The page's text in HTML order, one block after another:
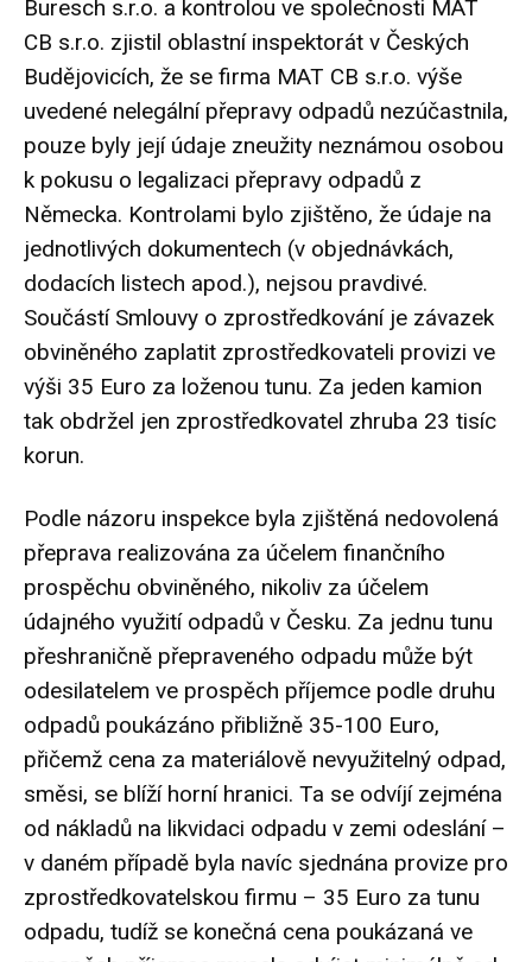
Buresch s.r.o. a kontrolou ve společnosti MAT
CB s.r.o. zjistil oblastní inspektorát v Českých
Budějovicích, že se firma MAT CB s.r.o. výše
uvedené nelegální přepravy odpadů nezúčastnila,
pouze byly její údaje zneužity neznámou osobou
k pokusu o legalizaci přepravy odpadů z
Německa. Kontrolami bylo zjištěno, že údaje na
jednotlivých dokumentech (v objednávkách,
dodacích listech apod.), nejsou pravdivé.
Součástí Smlouvy o zprostředkování je závazek
obviněného zaplatit zprostředkovateli provizi ve
výši 35 Euro za loženou tunu. Za jeden kamion
tak obdržel jen zprostředkovatel zhruba 23 tisíc
korun.
Podle názoru inspekce byla zjištěná nedovolená
přeprava realizována za účelem finančního
prospěchu obviněného, nikoliv za účelem
údajného využití odpadů v Česku. Za jednu tunu
přeshraničně přepraveného odpadu může být
odesilatelem ve prospěch příjemce podle druhu
odpadů poukázáno přibližně 35-100 Euro,
přičemž cena za materiálově nevyužitelný odpad,
směsi, se blíží horní hranici. Ta se odvíjí zejména
od nákladů na likvidaci odpadu v zemi odeslání –
v daném případě byla navíc sjednána provize pro
zprostředkovatelskou firmu – 35 Euro za tunu
odpadu, tudíž se konečná cena poukázaná ve